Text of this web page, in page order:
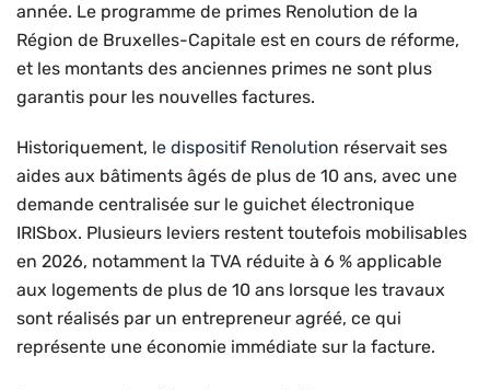
année. Le programme de primes Renolution de la
Région de Bruxelles-Capitale est en cours de réforme,
et les montants des anciennes primes ne sont plus
garantis pour les nouvelles factures.
Historiquement, le dispositif Renolution réservait ses
aides aux bâtiments âgés de plus de 10 ans, avec une
demande centralisée sur le guichet électronique
IRISbox. Plusieurs leviers restent toutefois mobilisables
en 2026, notamment la TVA réduite à 6 % applicable
aux logements de plus de 10 ans lorsque les travaux
sont réalisés par un entrepreneur agréé, ce qui
représente une économie immédiate sur la facture.